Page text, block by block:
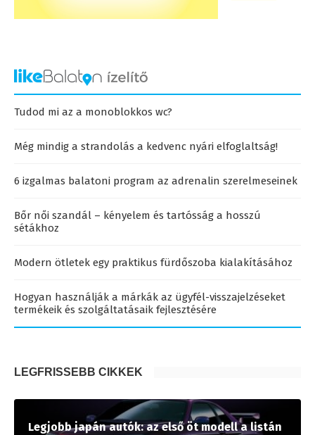
Tudod mi az a monoblokkos wc?
Még mindig a strandolás a kedvenc nyári elfoglaltság!
6 izgalmas balatoni program az adrenalin szerelmeseinek
Bőr női szandál – kényelem és tartósság a hosszú
sétákhoz
Modern ötletek egy praktikus fürdőszoba kialakításához
Hogyan használják a márkák az ügyfél-visszajelzéseket
termékeik és szolgáltatásaik fejlesztésére
LEGFRISSEBB CIKKEK
Legjobb japán autók: az első öt modell a listán